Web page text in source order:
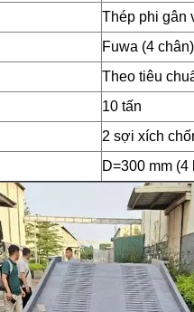
Thép phi gân
Fuwa (4 chân)
Theo tiêu
10 tấn
2 sợi xích
D=300 mm (4